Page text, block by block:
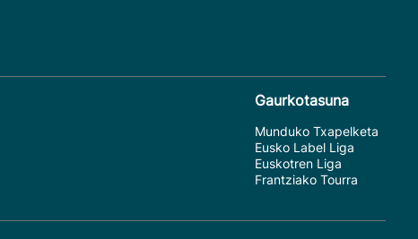
Gaurkotasuna
Munduko Txapelketa
Eusko Label Liga
Euskotren Liga
Frantziako Tourra